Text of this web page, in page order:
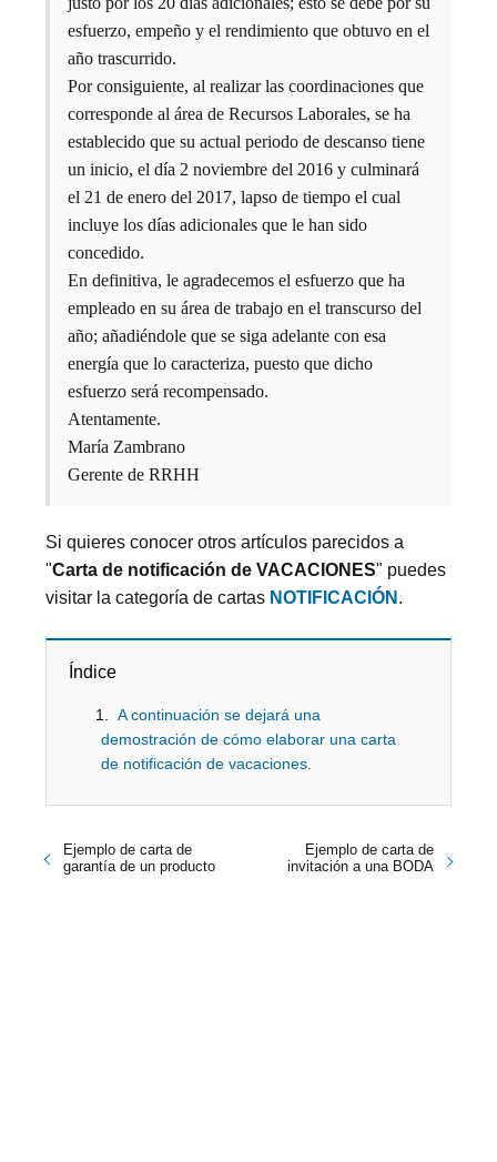
esfuerzo, empeño y el rendimiento que obtuvo en el
año trascurrido.
Por consiguiente, al realizar las coordinaciones que
corresponde al área de Recursos Laborales, se ha
establecido que su actual periodo de descanso tiene
un inicio, el día 2 noviembre del 2016 y culminará
el 21 de enero del 2017, lapso de tiempo el cual
incluye los días adicionales que le han sido
concedido.
En definitiva, le agradecemos el esfuerzo que ha
empleado en su área de trabajo en el transcurso del
año; añadiéndole que se siga adelante con esa
energía que lo caracteriza, puesto que dicho
esfuerzo será recompensado.
Atentamente.
María Zambrano
Gerente de RRHH
Si quieres conocer otros artículos parecidos a
"Carta de notificación de VACACIONES" puedes
visitar la categoría de cartas NOTIFICACIÓN .
Índice
A continuación se dejará una
demostración de cómo elaborar una carta
de notificación de vacaciones.
Ejemplo de carta de
garantía de un producto
Ejemplo de carta de
invitación a una BODA